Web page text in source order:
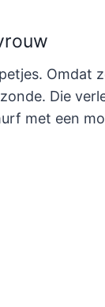
Omdat
Die
met een